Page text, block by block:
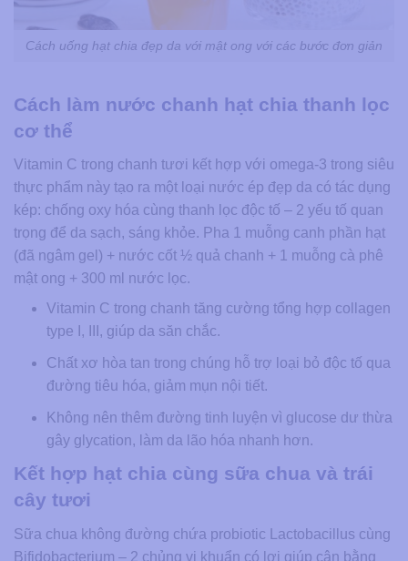
Cách uống hạt chia đẹp da với mật ong với các bước đơn giản
Cách làm nước chanh hạt chia thanh lọc
cơ thể
Vitamin C trong chanh tươi kết hợp với omega-3 trong siêu
thực phẩm này tạo ra một loại nước ép đẹp da có tác dụng
kép: chống oxy hóa cùng thanh lọc độc tố – 2 yếu tố quan
trọng để da sạch, sáng khỏe. Pha 1 muỗng canh phần hạt
(đã ngâm gel) + nước cốt ½ quả chanh + 1 muỗng cà phê
mật ong + 300 ml nước lọc.
Vitamin C trong chanh tăng cường tổng hợp collagen
type I, III, giúp da săn chắc.
Chất xơ hòa tan trong chúng hỗ trợ loại bỏ độc tố qua
đường tiêu hóa, giảm mụn nội tiết.
Không nên thêm đường tinh luyện vì glucose dư thừa
gây glycation, làm da lão hóa nhanh hơn.
Kết hợp hạt chia cùng sữa chua và trái
cây tươi
Sữa chua không đường chứa probiotic Lactobacillus cùng
Bifidobacterium – 2 chủng vi khuẩn có lợi giúp cân bằng